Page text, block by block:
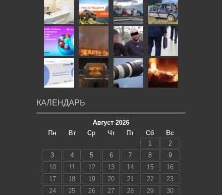
КАЛЕНДАРЬ
Август 2026
Пн
Вт Ср Чт Пт Сб
Вс
1
2
3
4 5 6 7 8
9
10
11 12 13 14 15
16
17
18 19 20 21 22
23
24
25 26 27 28 29
30